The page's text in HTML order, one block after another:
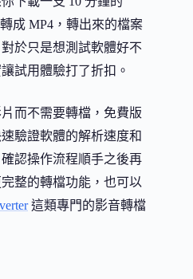
成 MP4，轉出來的檔案
於只是想測試軟體好不
試用體驗打了折扣。
而不需要轉檔，免費版
驗證軟體的解析速度和
認操作流程順手之後再
整的轉檔功能，也可以
這類專門的影音轉檔